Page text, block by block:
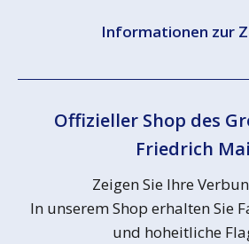
Informationen zur
Offizieller Shop des
Friedrich
Zeigen Sie Ihre
In unserem Shop erhalten Sie
und hoheitliche